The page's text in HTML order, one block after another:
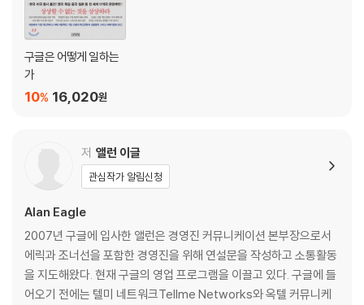
구글은 어떻게 일하는
가
16,020원
10%
저 앨런 이글
관심작가 알림신청
Alan Eagle
2007년 구글에 입사한 앨런은 경영진 커뮤니케이션 본부장으로서
에릭과 조너선을 포함한 경영진을 위해 연설문을 작성하고 소통활동
을 지도해왔다. 현재 구글의 영업 프로그램을 이끌고 있다. 구글에 들
어오기 전에는 텔미 네트워크Tellme Networks와 옥텔 커뮤니케